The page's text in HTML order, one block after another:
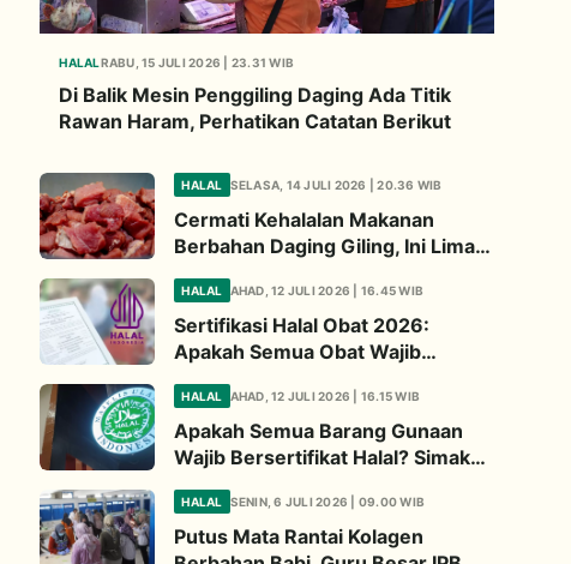
HALALRABU, 15 JULI 2026 | 23.31 WIB
Di Balik Mesin Penggiling Daging Ada Titik
Rawan Haram, Perhatikan Catatan Berikut
HALAL SELASA, 14 JULI 2026 | 20.36 WIB
Cermati Kehalalan Makanan
Berbahan Daging Giling, Ini Lima
Diperhatikan
HALAL AHAD, 12 JULI 2026 | 16.45 WIB
Sertifikasi Halal Obat 2026:
Apakah Semua Obat Wajib
Penjelasannya
HALAL AHAD, 12 JULI 2026 | 16.15 WIB
Apakah Semua Barang Gunaan
Wajib Bersertifikat Halal? Simak
HALAL SENIN, 6 JULI 2026 | 09.00 WIB
Putus Mata Rantai Kolagen